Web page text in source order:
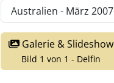
Galerie & Slideshow
Bild 1 von 1 - Delfin